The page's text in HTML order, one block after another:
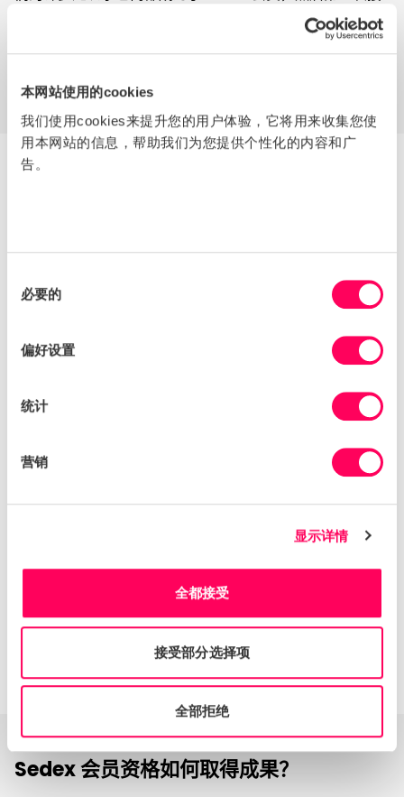
本网站使用的cookies
我们使用cookies来提升您的用户体验，它将用来收集您使
用本网站的信息，帮助我们为您提供个性化的内容和广
告。
必要的
偏好设置
统计
营销
显示详情
全都接受
接受部分选择项
全部拒绝
受了 SMETA 审核。 这使Whitbread能够积极主动地与供
的SMETA审核标准。
惠特布雷德强烈认识到负责任采购的重要性;确保这只是负
场“负责任建筑”活动，汇集了主要战略建筑承包商、内部采
购和供应链团队、现场物业团队、Whitbread 合作伙伴非
Bernie Simms 以及法律合作伙伴 Bird&Bird。
活动的设立是为了在利益相关者之间建立安全、协作和诚实
的对话。 非政府组织Stop the Traffik和Bird&Bird为与会
Sedex 会员资格如何取得成果？